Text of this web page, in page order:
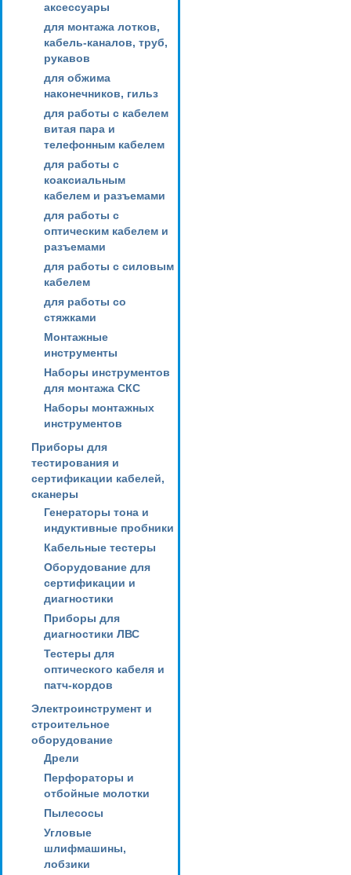
аксессуары
для монтажа лотков,
кабель-каналов, труб,
рукавов
для обжима
наконечников, гильз
для работы с кабелем
витая пара и
телефонным кабелем
для работы с
коаксиальным
кабелем и разъемами
для работы с
оптическим кабелем и
разъемами
для работы с силовым
кабелем
для работы со
стяжками
Монтажные
инструменты
Наборы инструментов
для монтажа СКС
Наборы монтажных
инструментов
Приборы для
тестирования и
сертификации кабелей,
сканеры
Генераторы тона и
индуктивные пробники
Кабельные тестеры
Оборудование для
сертификации и
диагностики
Приборы для
диагностики ЛВС
Тестеры для
оптического кабеля и
патч-кордов
Электроинструмент и
строительное
оборудование
Дрели
Перфораторы и
отбойные молотки
Пылесосы
Угловые
шлифмашины,
лобзики